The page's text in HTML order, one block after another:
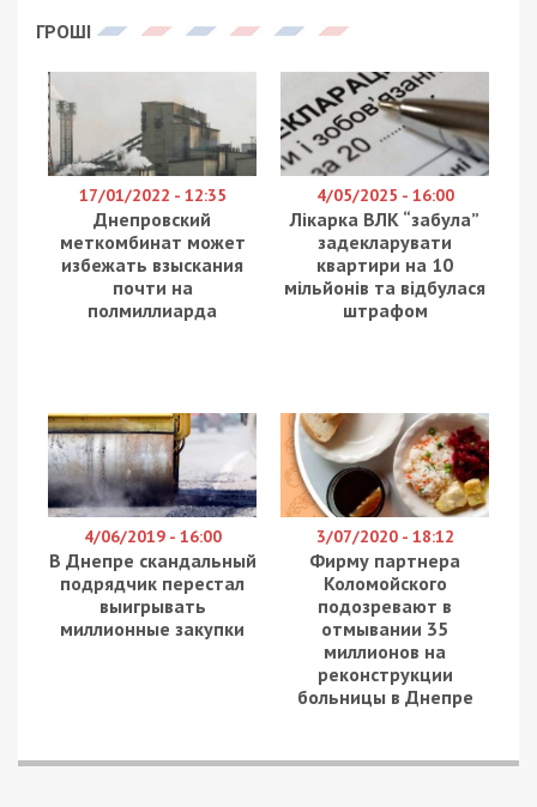
украинского “ПриватБанка” у окружения
Коломойского. Соответствующий иск был подан
в суд Южного округа Флориды, сообщает
49000.com.ua.
Как значится в иске, приближенные олигарха –
Мордекай Корф и Уриэль Лабер создали целую
сеть юрлиц для дальнейшего отмывания
выведенных из “Приватбанка” средств. Что
примечательно, оригинальностью партнеры
Коломойского по опасному бизнесу не
7171” и ООО “Optima Stemmons”, использовали
присвоенные средства банка для оплаты и
обслуживания Stemmons Towers.
В частности, в 2019-м году компания Optima
Stemmons продала Stemmons Towers, используя
соглашение о финансировании продавца.
Согласно документу более $6 млн основной
суммы и процентов принадлежат специально
созданной компании “87STE”, связанной с Optima
управлении, связанные с этим соглашением о